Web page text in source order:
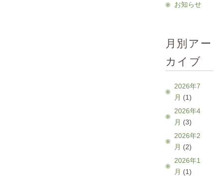
お知らせ
月別アー
カイブ
2026年7
月 (1)
2026年4
月 (3)
2026年2
月 (2)
2026年1
月 (1)